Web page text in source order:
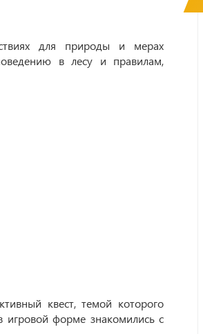
для природы и мерах
в лесу и правилам,
квест, темой которого
игровой форме знакомились с